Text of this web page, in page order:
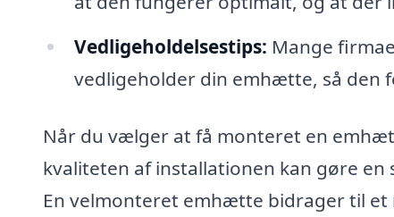
Vedligeholdelsestips: Mange
vedligeholder din emhætte, så den
Når du vælger at få monteret en
kvaliteten af installationen kan gøre
En velmonteret emhætte bidrager til